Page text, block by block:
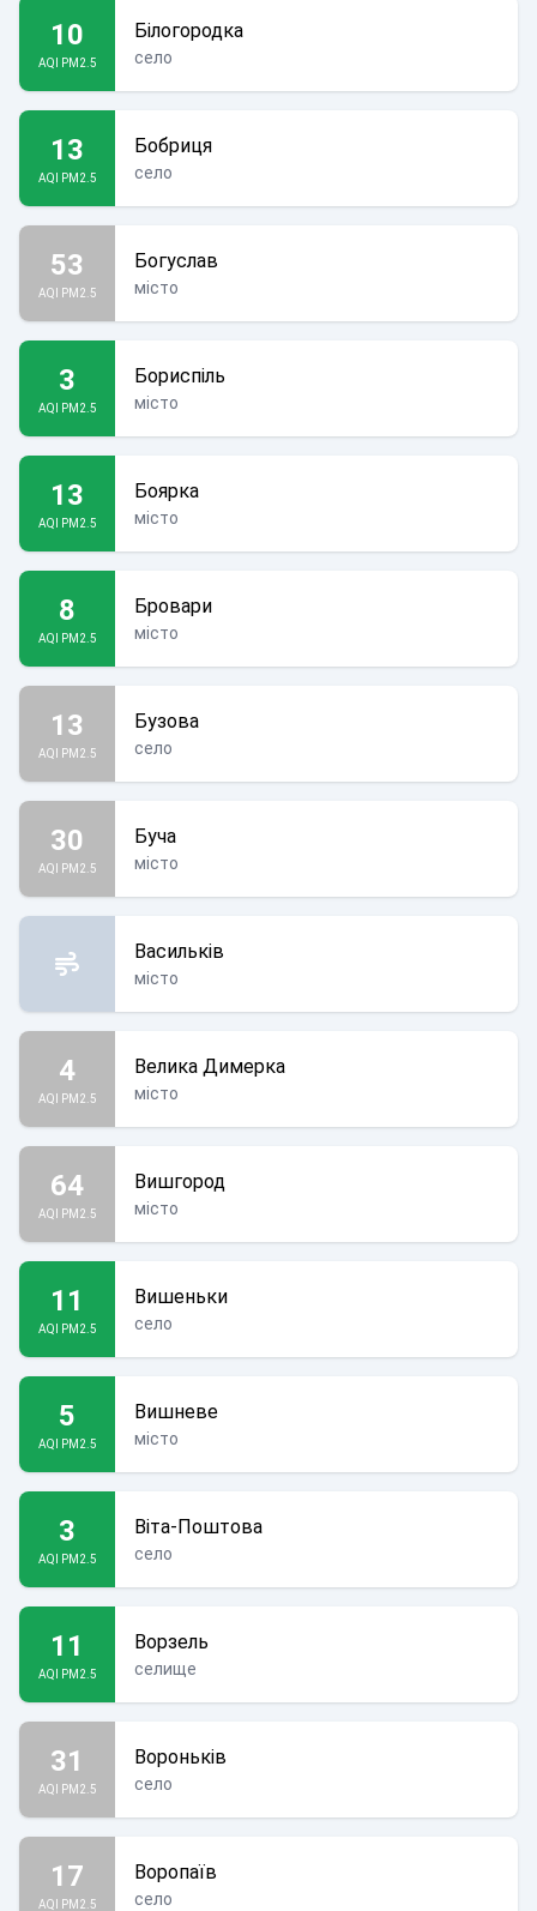
10
AQI PM2.5
Білогородка
село
13
AQI PM2.5
Бобриця
село
53
AQI PM2.5
Богуслав
місто
3
AQI PM2.5
Бориспіль
місто
13
AQI PM2.5
Боярка
місто
8
AQI PM2.5
Бровари
місто
13
AQI PM2.5
Бузова
село
30
AQI PM2.5
Буча
місто
Васильків
місто
4
AQI PM2.5
Велика Димерка
місто
64
AQI PM2.5
Вишгород
місто
11
AQI PM2.5
Вишеньки
село
5
AQI PM2.5
Вишневе
місто
3
AQI PM2.5
Віта-Поштова
село
11
AQI PM2.5
Ворзель
селище
31
AQI PM2.5
Вороньків
село
17
AQI PM2.5
Воропаїв
село